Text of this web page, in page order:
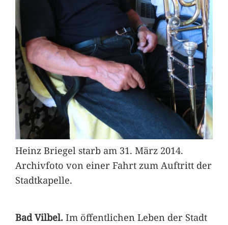
Heinz Briegel starb am 31. März 2014.
Archivfoto von einer Fahrt zum Auftritt der
Stadtkapelle.
Bad Vilbel.Im öffentlichen Leben der Stadt